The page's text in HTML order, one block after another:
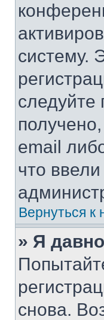
систему.
email
что
Вернуться к
» Я
снова.